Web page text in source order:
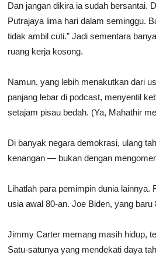
Dan jangan dikira ia sudah bersantai.
Putrajaya lima hari dalam seminggu.
tidak ambil cuti.” Jadi sementara
ruang kerja kosong.
Namun, yang lebih menakutkan dari
panjang lebar di podcast, menyentil
setajam pisau bedah. (Ya, Mahathir
Di banyak negara demokrasi, ulang
kenangan — bukan dengan
Lihatlah para pemimpin dunia
usia awal 80-an. Joe Biden, yang
Jimmy Carter memang masih hidup,
Satu-satunya yang mendekati daya